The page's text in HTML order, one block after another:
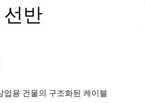
반
업용 건물의 구조화된 케이블